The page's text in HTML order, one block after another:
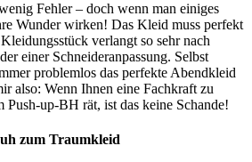
Fehler – doch wenn man einiges
Wunder wirken! Das Kleid muss perfekt
verlangt so sehr nach
einer Schneideranpassung. Selbst
problemlos das perfekte Abendkleid
also: Wenn Ihnen eine Fachkraft zu
Push-up-BH rät, ist das keine Schande!
zum Traumkleid